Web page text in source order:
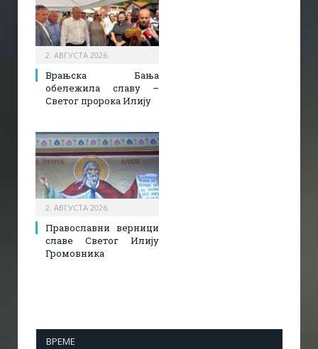
2. АВГУСТА 2026.
Врањска Бања
обележила славу –
Светог пророка Илију
2. АВГУСТА 2026.
Православни верници
славе Светог Илију
Громовника
ВРЕМЕ